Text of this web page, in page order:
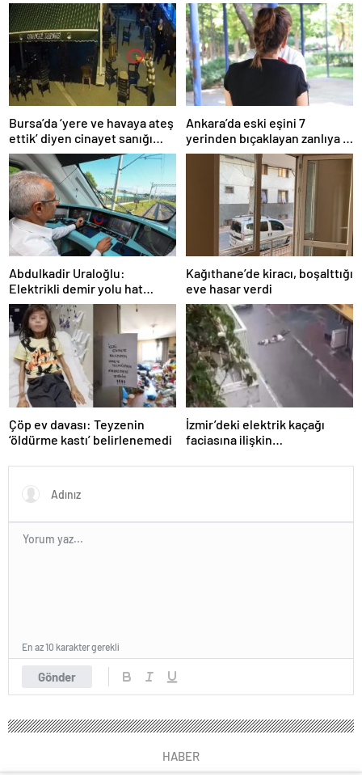
Bursa’da ‘yere ve havaya ateş
ettik’ diyen cinayet sanığı
kardeşlere indirimsiz
müebbet hapis
Ankara’da eski eşini 7
yerinden bıçaklayan zanlıya 9
ayda tahliye
Abdulkadir Uraloğlu:
Elektrikli demir yolu hat
uzunluğunu 7 bin 142
kilometreye yükselttik
Kağıthane’de kiracı, boşalttığı
eve hasar verdi
Çöp ev davası: Teyzenin
‘öldürme kastı’ belirlenemedi
İzmir’deki elektrik kaçağı
faciasına ilişkin
gözaltına alındı
Gönder
En az 10 karakter gerekli
HABER